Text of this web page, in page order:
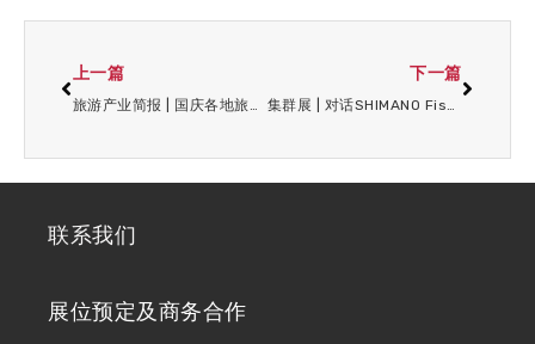
上一篇
旅游产业简报 | 国庆各地旅游订单大幅增长；上海多个啤酒节在旅游节期间正式举办
下一篇
集群展 | 对话SHIMANO Fishing Girl 郭子祺：从装备颜值入坑到技术流玩家
联系我们
展位预定及商务合作